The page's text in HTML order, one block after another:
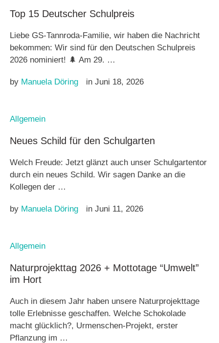
Top 15 Deutscher Schulpreis
Liebe GS-Tannroda-Familie, wir haben die Nachricht
bekommen: Wir sind für den Deutschen Schulpreis
2026 nominiert! 🌲 Am 29. …
by Manuela Döring in Juni 18, 2026
Allgemein
Neues Schild für den Schulgarten
Welch Freude: Jetzt glänzt auch unser Schulgartentor
durch ein neues Schild. Wir sagen Danke an die
Kollegen der …
by Manuela Döring in Juni 11, 2026
Allgemein
Naturprojekttag 2026 + Mottotage “Umwelt”
im Hort
Auch in diesem Jahr haben unsere Naturprojekttage
tolle Erlebnisse geschaffen. Welche Schokolade
macht glücklich?, Urmenschen-Projekt, erster
Pflanzung im …